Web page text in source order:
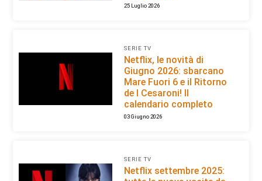
25 Luglio 2026
SERIE TV
Netflix, le novità di
Giugno 2026: sbarcano
Mare Fuori 6 e il Ritorno
de I Cesaroni! Il
calendario completo
03 Giugno 2026
SERIE TV
Netflix settembre 2025: